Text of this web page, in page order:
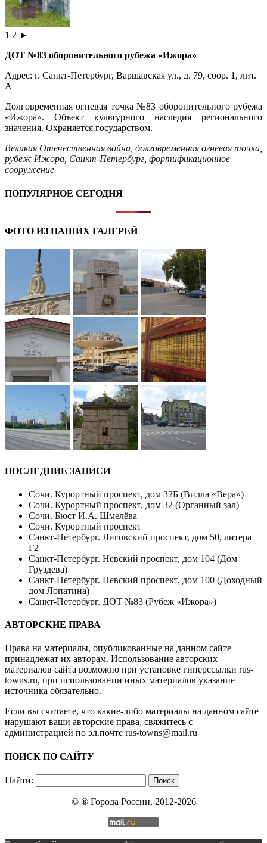
1 2 ►
ДОТ №83 оборонительного рубежа «Ижора»
Адрес: г. Санкт-Петербург, Варшавская ул., д. 79, соор. 1, лит.
А
Долговременная огневая точка №83 оборонительного рубежа
«Ижора». Объект культурного наследия регионального
значения. Охраняется государством.
Великая Отечественная война долговременная огневая точка
рубеж Ижора Санкт-Петербург фортификационное
сооружение
ПОПУЛЯРНОЕ СЕГОДНЯ
ФОТО ИЗ НАШИХ ГАЛЕРЕЙ
ПОСЛЕДНИЕ ЗАПИСИ
Сочи. Курортный проспект, дом 32Б (Вилла «Вера»)
Сочи. Курортный проспект, дом 32 (Органный зал)
Сочи. Бюст И.А. Шмелёва
Сочи. Курортный проспект
Санкт-Петербург. Лиговский проспект, дом 50, литера
Г2
Санкт-Петербург. Невский проспект, дом 104 (Дом
Груздева)
Санкт-Петербург. Невский проспект, дом 100 (Доходный
дом Лопатина)
Санкт-Петербург. ДОТ №83 (Рубеж «Ижора»)
АВТОРСКИЕ ПРАВА
Права на материалы, опубликованные на данном сайте
принадлежат их авторам. Использование авторских
материалов сайта возможно при установке гиперссылки rus-
towns.ru, при использовании иных материалов указание
источника обязательно.
Если вы считаете, что какие-либо материалы на данном сайте
нарушают ваши авторские права, свяжитесь с
администрацией по эл.почте rus-towns@mail.ru
ПОИСК ПО САЙТУ
Найти:
© ® Города России, 2012-2026